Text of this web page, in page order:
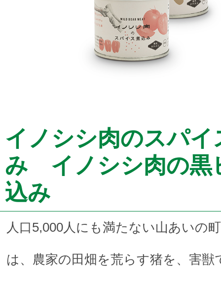
イノシシ肉のスパイ
み イノシシ肉の黒
込み
人口5,000人にも満たない山あいの
は、農家の田畑を荒らす猪を、害獣